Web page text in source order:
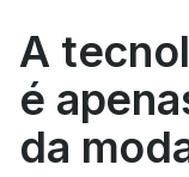
A
é
da